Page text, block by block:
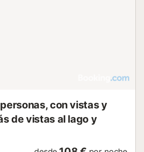
con vistas y
de vistas al lago y